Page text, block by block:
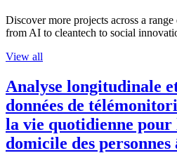
Discover more projects across a
from AI to cleantech to social
View all
Analyse longitudinale
données de
la vie quotidienne pour
domicile des personnes